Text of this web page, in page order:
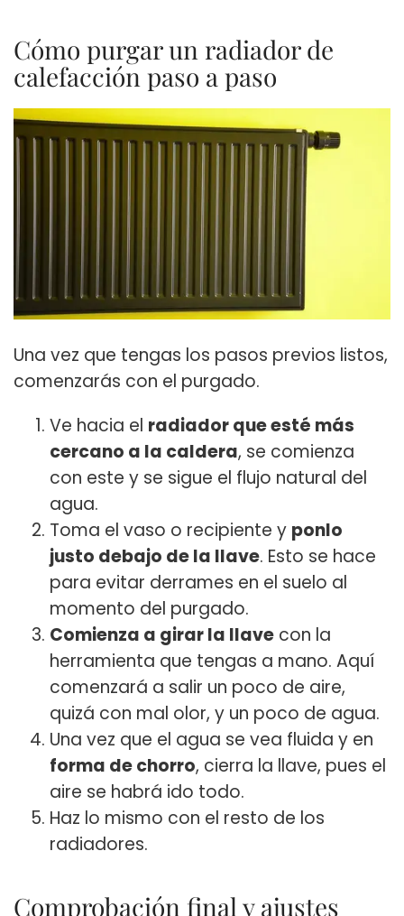
Cómo purgar un radiador de
calefacción paso a paso
Una vez que tengas los pasos previos listos,
comenzarás con el purgado.
Ve hacia el radiador que esté más
cercano a la caldera, se comienza
con este y se sigue el flujo natural del
agua.
Toma el vaso o recipiente y ponlo
justo debajo de la llave. Esto se hace
para evitar derrames en el suelo al
momento del purgado.
Comienza a girar la llave con la
herramienta que tengas a mano. Aquí
comenzará a salir un poco de aire,
quizá con mal olor, y un poco de agua.
Una vez que el agua se vea fluida y en
forma de chorro, cierra la llave, pues el
aire se habrá ido todo.
Haz lo mismo con el resto de los
radiadores.
Comprobación final y ajustes